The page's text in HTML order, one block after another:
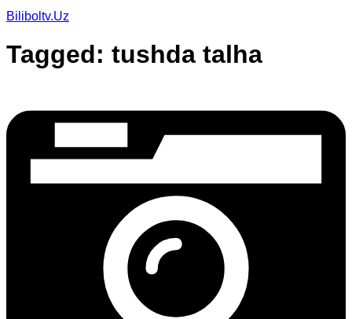
Biliboltv.Uz
Tagged: tushda talha